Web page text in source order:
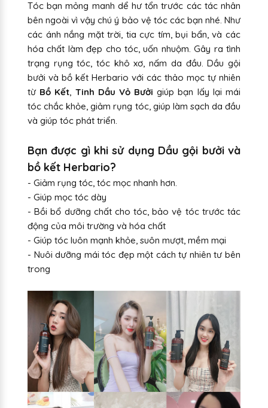
Tóc bạn mỏng manh dể hư tổn trước các tác nhân
bên ngoài vì vậy chú ý bảo vệ tóc các bạn nhé. Như
các ánh nắng mặt trời, tia cực tím, bụi bẩn, và các
hóa chất làm đẹp cho tóc, uốn nhuộm. Gây ra tình
trạng rụng tóc, tóc khô xơ, nấm da đầu. Dầu gội
bưởi và bồ kết Herbario với các thảo mọc tự nhiên
từ Bồ Kết Tinh Dầu Vỏ Bưởi giúp bạn lấy lại mái
tóc chắc khỏe, giảm rụng tóc, giúp làm sạch da đầu
và giúp tóc phát triển.
Bạn được gì khi sử dụng Dầu gội bưởi và
bồ kết Herbario?
- Giảm rụng tóc, tóc mọc nhanh hơn.
- Giúp mọc tóc dày
- Bồi bổ dưỡng chất cho tóc, bảo vệ tóc trước tác
động của môi trường và hóa chất
- Giúp tóc luôn mạnh khỏe, suôn mượt, mềm mại
- Nuôi dưỡng mái tóc đẹp một cách tự nhiên tư bên
trong